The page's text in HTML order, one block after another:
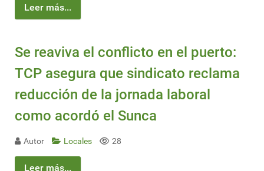
Leer más...
Se reaviva el conflicto en el puerto:
TCP asegura que sindicato reclama
reducción de la jornada laboral
como acordó el Sunca
Autor Locales 28
Leer más...